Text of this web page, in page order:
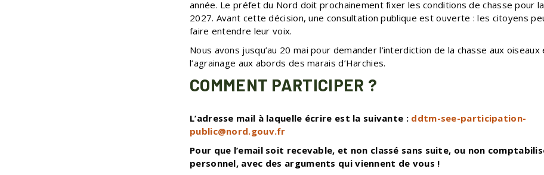
année. Le préfet du Nord doit prochainement fixer les conditions de chasse pour
2027. Avant cette décision, une consultation publique est ouverte : les citoyens
faire entendre leur voix.
Nous avons jusqu’au 20 mai pour demander l’interdiction de la chasse aux oiseaux
l’agrainage aux abords des marais d’Harchies.
COMMENT PARTICIPER ?
L’adresse mail à laquelle écrire est la suivante : ddtm-see-participation-
public@nord.gouv.fr
Pour que l’email soit recevable, et non classé sans suite, ou non
personnel, avec des arguments qui viennent de vous !